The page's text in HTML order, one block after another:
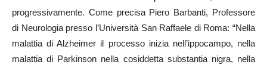
progressivamente. Come precisa Piero Barbanti, Professore
di Neurologia presso l’Università San Raffaele di Roma: “Nella
malattia di Alzheimer il processo inizia nell’ippocampo, nella
malattia di Parkinson nella cosiddetta substantia nigra, nella